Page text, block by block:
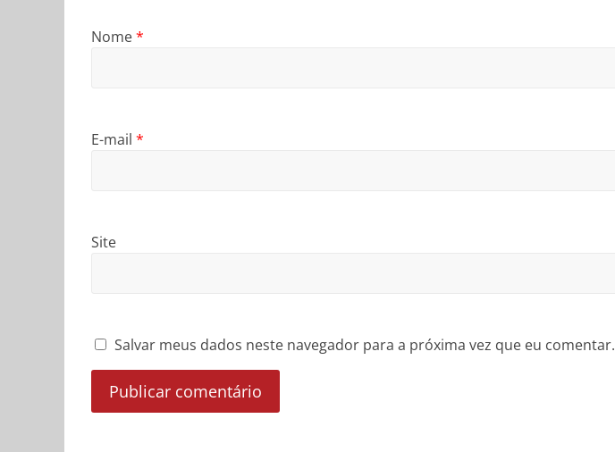
Nome*
E-mail *
Site
Salvar meus dados neste navegador para a próxima vez que eu comentar.